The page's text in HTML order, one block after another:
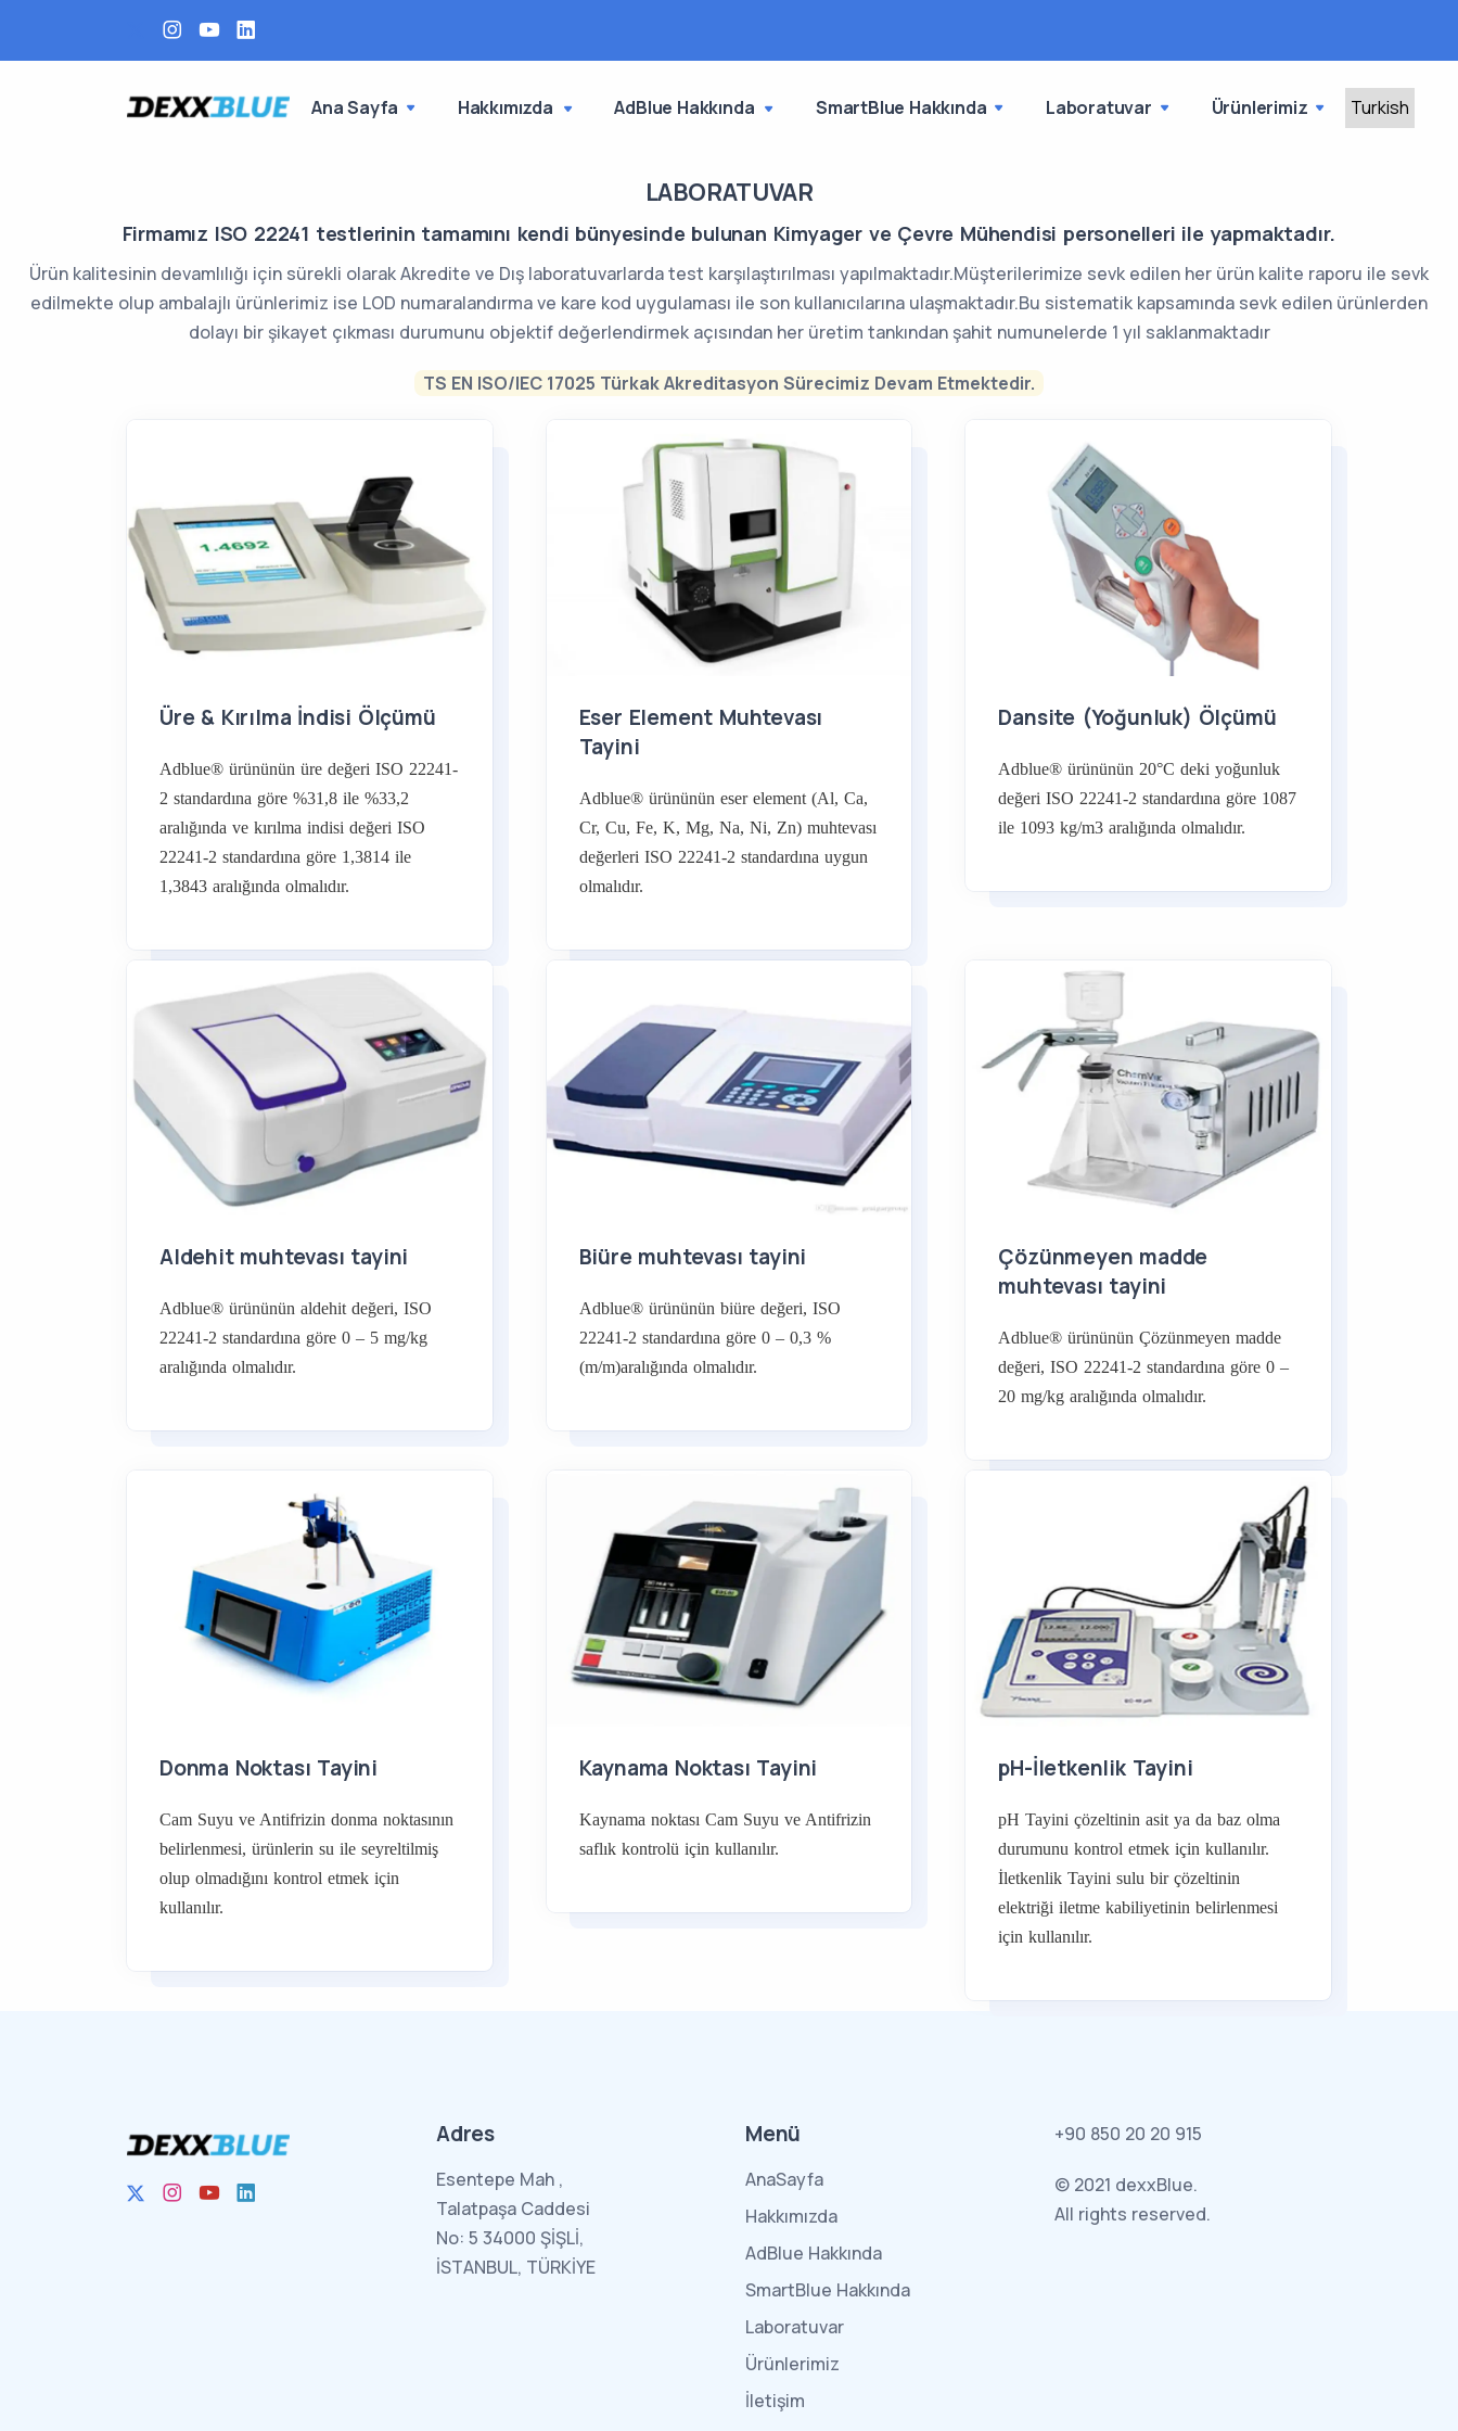
Ana Sayfa Hakkımızda AdBlue Hakkında SmartBlue Hakkında Laboratuvar Ürünlerimiz
LABORATUVAR
Firmamız ISO 22241 testlerinin tamamını kendi bünyesinde bulunan Kimyager ve Çevre Mühendisi personelleri ile yapmaktadır.
Ürün kalitesinin devamlılığı için sürekli olarak Akredite ve Dış laboratuvarlarda test karşılaştırılması yapılmaktadır.Müşterilerimize sevk edilen her ürün kalite raporu ile sevk
edilmekte olup ambalajlı ürünlerimiz ise LOD numaralandırma ve kare kod uygulaması ile son kullanıcılarına ulaşmaktadır.Bu sistematik kapsamında sevk edilen ürünlerden
dolayı bir şikayet çıkması durumunu objektif değerlendirmek açısından her üretim tankından şahit numunelerde 1 yıl saklanmaktadır
TS EN ISO/IEC 17025 Türkak Akreditasyon Sürecimiz Devam Etmektedir.
Üre & Kırılma İndisi Ölçümü
Adblue® ürününün üre değeri ISO 22241-
2 standardına göre %31,8 ile %33,2
aralığında ve kırılma indisi değeri ISO
22241-2 standardına göre 1,3814 ile
1,3843 aralığında olmalıdır.
Eser Element Muhtevası
Tayini
Adblue® ürününün eser element (Al, Ca,
Cr, Cu, Fe, K, Mg, Na, Ni, Zn) muhtevası
değerleri ISO 22241-2 standardına uygun
olmalıdır.
Dansite (Yoğunluk) Ölçümü
Adblue® ürününün 20°C deki yoğunluk
değeri ISO 22241-2 standardına göre 1087
ile 1093 kg/m3 aralığında olmalıdır.
Aldehit muhtevası tayini
Adblue® ürününün aldehit değeri, ISO
22241-2 standardına göre 0 – 5 mg/kg
aralığında olmalıdır.
Biüre muhtevası tayini
Adblue® ürününün biüre değeri, ISO
22241-2 standardına göre 0 – 0,3 %
(m/m)aralığında olmalıdır.
Çözünmeyen madde
muhtevası tayini
Adblue® ürününün Çözünmeyen madde
değeri, ISO 22241-2 standardına göre 0 –
20 mg/kg aralığında olmalıdır.
Donma Noktası Tayini
Cam Suyu ve Antifrizin donma noktasının
belirlenmesi, ürünlerin su ile seyreltilmiş
olup olmadığını kontrol etmek için
kullanılır.
Kaynama Noktası Tayini
Kaynama noktası Cam Suyu ve Antifrizin
saflık kontrolü için kullanılır.
pH-İletkenlik Tayini
pH Tayini çözeltinin asit ya da baz olma
durumunu kontrol etmek için kullanılır.
İletkenlik Tayini sulu bir çözeltinin
elektriği iletme kabiliyetinin belirlenmesi
için kullanılır.
Adres
Esentepe Mah ,
Talatpaşa Caddesi
No: 5 34000 ŞİŞLİ,
İSTANBUL, TÜRKİYE
Menü
AnaSayfa
Hakkımızda
AdBlue Hakkında
SmartBlue Hakkında
Laboratuvar
Ürünlerimiz
İletişim
+90 850 20 20 915
© 2021 dexxBlue.
All rights reserved.